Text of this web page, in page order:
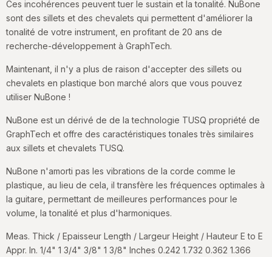
Ces incohérences peuvent tuer le sustain et la tonalité. NuBone
sont des sillets et des chevalets qui permettent d'améliorer la
tonalité de votre instrument, en profitant de 20 ans de
recherche-développement à GraphTech.
Maintenant, il n'y a plus de raison d'accepter des sillets ou
chevalets en plastique bon marché alors que vous pouvez
utiliser NuBone !
NuBone est un dérivé de de la technologie TUSQ propriété de
GraphTech et offre des caractéristiques tonales très similaires
aux sillets et chevalets TUSQ.
NuBone n'amorti pas les vibrations de la corde comme le
plastique, au lieu de cela, il transfère les fréquences optimales à
la guitare, permettant de meilleures performances pour le
volume, la tonalité et plus d'harmoniques.
Meas. Thick / Epaisseur Length / Largeur Height / Hauteur E to E
Appr. In. 1/4" 1 3/4" 3/8" 1 3/8" Inches 0.242 1.732 0.362 1.366